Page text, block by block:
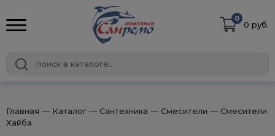
0
0 руб.
Главная ― Каталог ― Сантехника ― Смесители ― Смесители
Хайба